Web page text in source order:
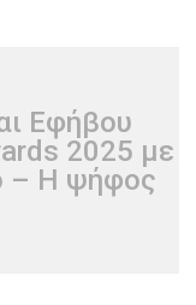
Εφήβου
2025 με
– Η ψήφος